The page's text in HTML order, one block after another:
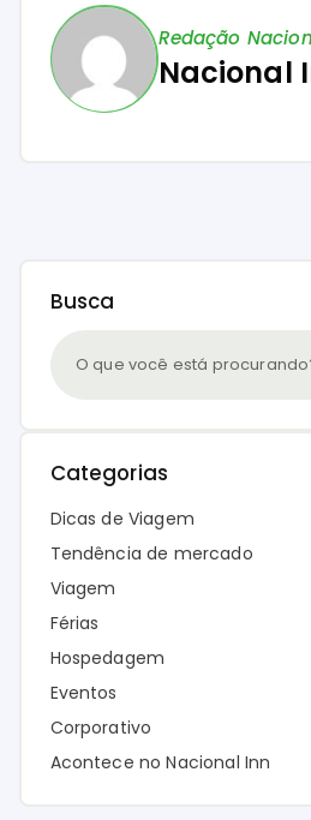
Redação
Nacional
Busca
Categorias
Dicas de Viagem
Tendência de mercado
Viagem
Férias
Hospedagem
Eventos
Corporativo
Acontece no Nacional Inn